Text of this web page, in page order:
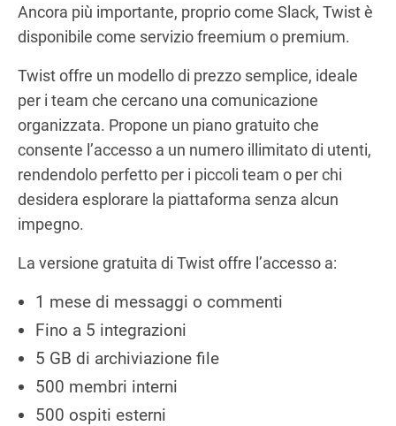
Ancora più importante, proprio come Slack, Twist è
disponibile come servizio freemium o premium.
Twist offre un modello di prezzo semplice, ideale
per i team che cercano una comunicazione
organizzata. Propone un piano gratuito che
consente l’accesso a un numero illimitato di utenti,
rendendolo perfetto per i piccoli team o per chi
desidera esplorare la piattaforma senza alcun
impegno.
La versione gratuita di Twist offre l’accesso a:
1 mese di messaggi o commenti
Fino a 5 integrazioni
5 GB di archiviazione file
500 membri interni
500 ospiti esterni